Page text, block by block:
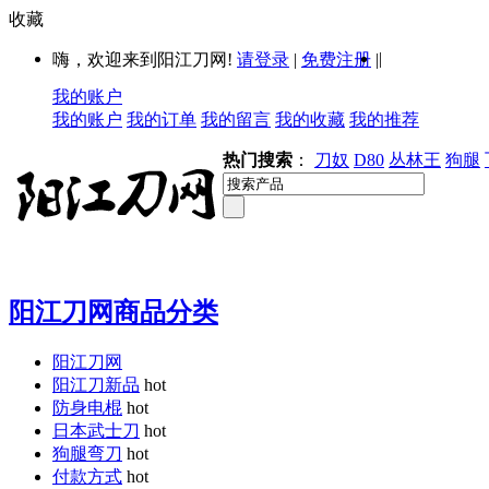
收藏
嗨，欢迎来到阳江刀网! 请登录 | 免费注册 ||
我的账户
我的账户 我的订单 我的留言 我的收藏 我的推荐
热门搜索 ： 刀奴 D80 丛林王 狗腿
阳江刀网商品分类
阳江刀网
阳江刀新品 hot
防身电棍 hot
日本武士刀 hot
狗腿弯刀 hot
付款方式 hot